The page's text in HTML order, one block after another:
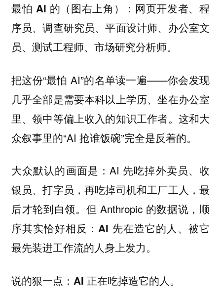
最怕 AI 的（图右上角）
：网页开发者、程
序员、调查研究员、平面设计师、办公室文
员、测试工程师、市场研究分析师。
把这份“最怕 AI”的名单读一遍——你会发现
几乎全部是需要本科以上学历、坐在办公室
里、领中等偏上收入的知识工作者。这和大
众叙事里的“AI 抢谁饭碗”完全是反着的。
大众默认的画面是：AI 先吃掉外卖员、收
银员、打字员，再吃掉司机和工厂工人，最
后才轮到白领。但 Anthropic 的数据说，顺
序其实恰好相反：AI 先在造它的人、被它
最先装进工作流的人身上发力。
说的狠一点： AI 正在吃掉造它的人。